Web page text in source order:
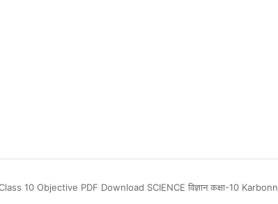
10 Objective PDF Download SCIENCE विज्ञान कक्षा-10 Karbonn